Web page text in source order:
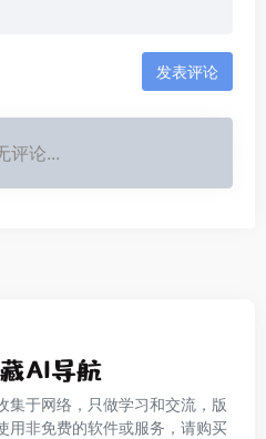
发表评论
评论...
集于网络，只做学习和交流，版
用非免费的软件或服务，请购买